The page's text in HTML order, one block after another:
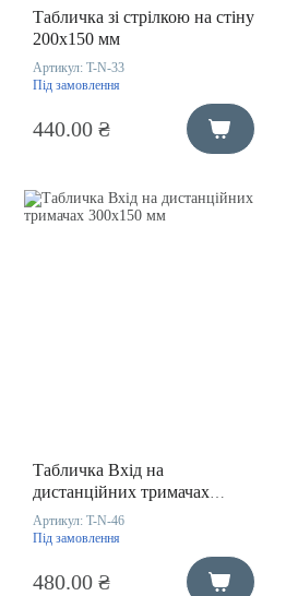
Табличка зі стрілкою на стіну
200х150 мм
Артикул: T-N-33
Під замовлення
440.00 ₴
Табличка Вхід на
дистанційних тримачах
300х150 мм
Артикул: T-N-46
Під замовлення
480.00 ₴